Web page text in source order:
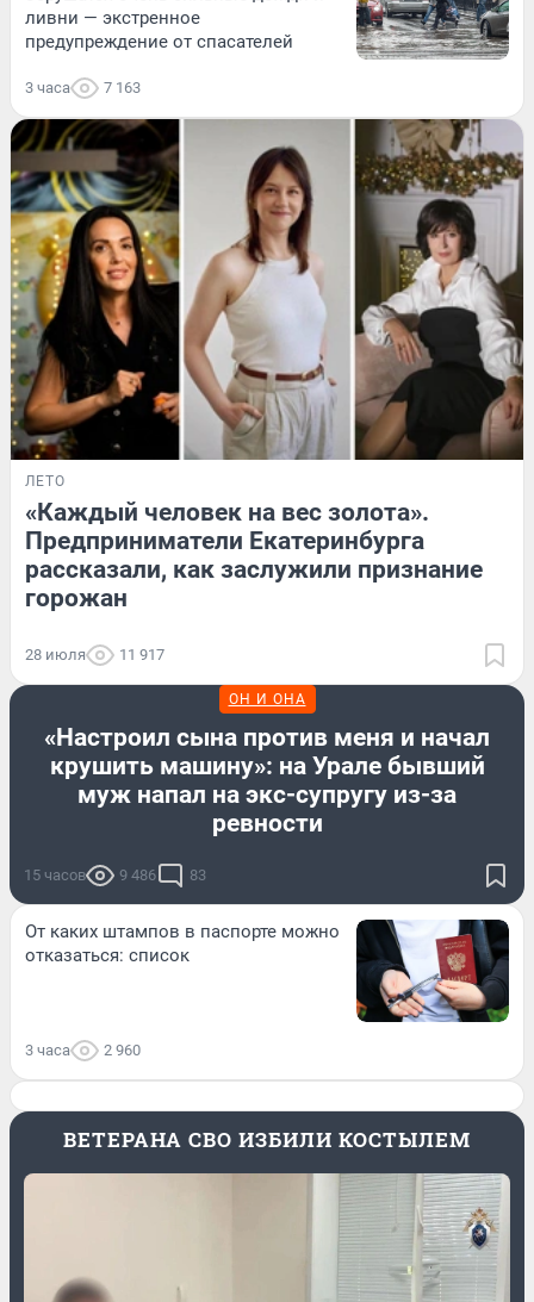
ливни — экстренное
предупреждение от спасателей
3 часа 7 163
ЛЕТО
«Каждый человек на вес золота».
Предприниматели Екатеринбурга
рассказали, как заслужили признание
горожан
28 июля 11 917
ОН И ОНА
«Настроил сына против меня и начал
крушить машину»: на Урале бывший
муж напал на экс-супругу из-за
ревности
15 часов 9 486 83
От каких штампов в паспорте можно
отказаться: список
3 часа 2 960
ВЕТЕРАНА СВО ИЗБИЛИ КОСТЫЛЕМ